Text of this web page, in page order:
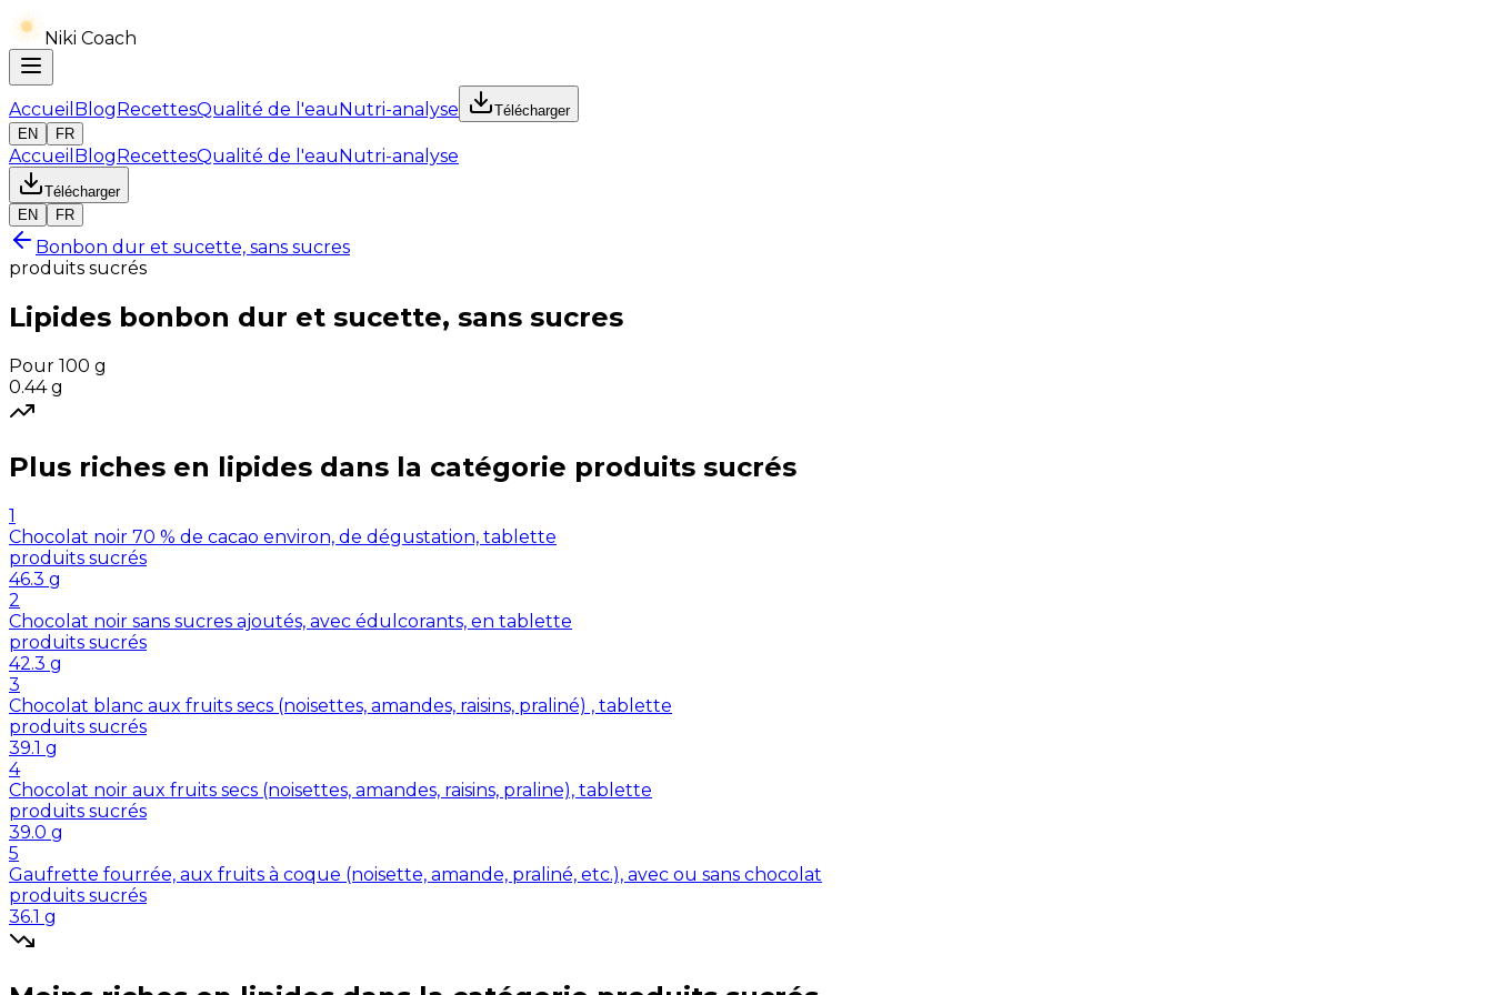
Niki Coach
Accueil BlogRecettesQualité de l'eauNutri-analyse
Télécharger
EN
FR
Accueil BlogRecettesQualité de l'eauNutri-analyse
Télécharger
EN
FR
Bonbon dur et sucette, sans sucres
produits sucrés
Lipides bonbon dur et sucette, sans sucres
Pour 100 g
0.44 g
Plus riches en lipides dans la catégorie produits sucrés
1
Chocolat noir 70 % de cacao environ, de dégustation, tablette
produits sucrés
46.3 g
2
Chocolat noir sans sucres ajoutés, avec édulcorants, en tablette
produits sucrés
42.3 g
3
Chocolat blanc aux fruits secs (noisettes, amandes, raisins, praliné) , tablette
produits sucrés
39.1 g
4
Chocolat noir aux fruits secs (noisettes, amandes, raisins, praline), tablette
produits sucrés
39.0 g
5
Gaufrette fourrée, aux fruits à coque (noisette, amande, praliné, etc.), avec ou sans chocolat
produits sucrés
36.1 g